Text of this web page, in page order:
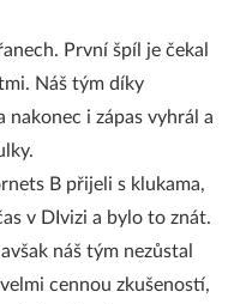
První špíl je čekal
Náš tým díky
nakonec i zápas vyhrál a
B přijeli s klukama,
v DIvizi a bylo to znát.
náš tým nezůstal
cennou zkušeností,